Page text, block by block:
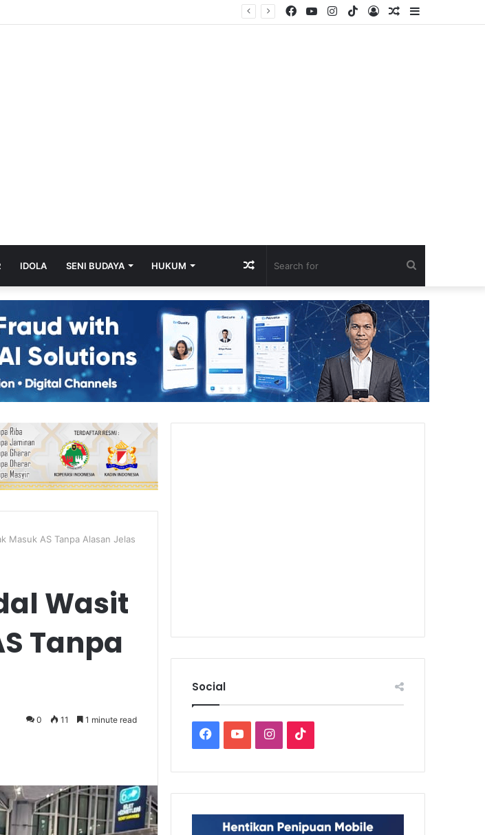
Sidebar
Random
Log
TikTok
Instagram
YouTube
Facebook
IDOLA SENI BUDAYA HUKUM
for
Random
Article
Masuk AS Tanpa Alasan Jelas
Wasit
Tanpa
0 11 1 minute read
Social
Facebook
YouTubeInstagram